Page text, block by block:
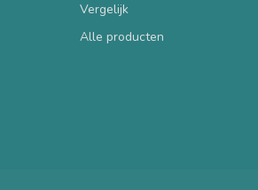
Vergelijk
Alle producten